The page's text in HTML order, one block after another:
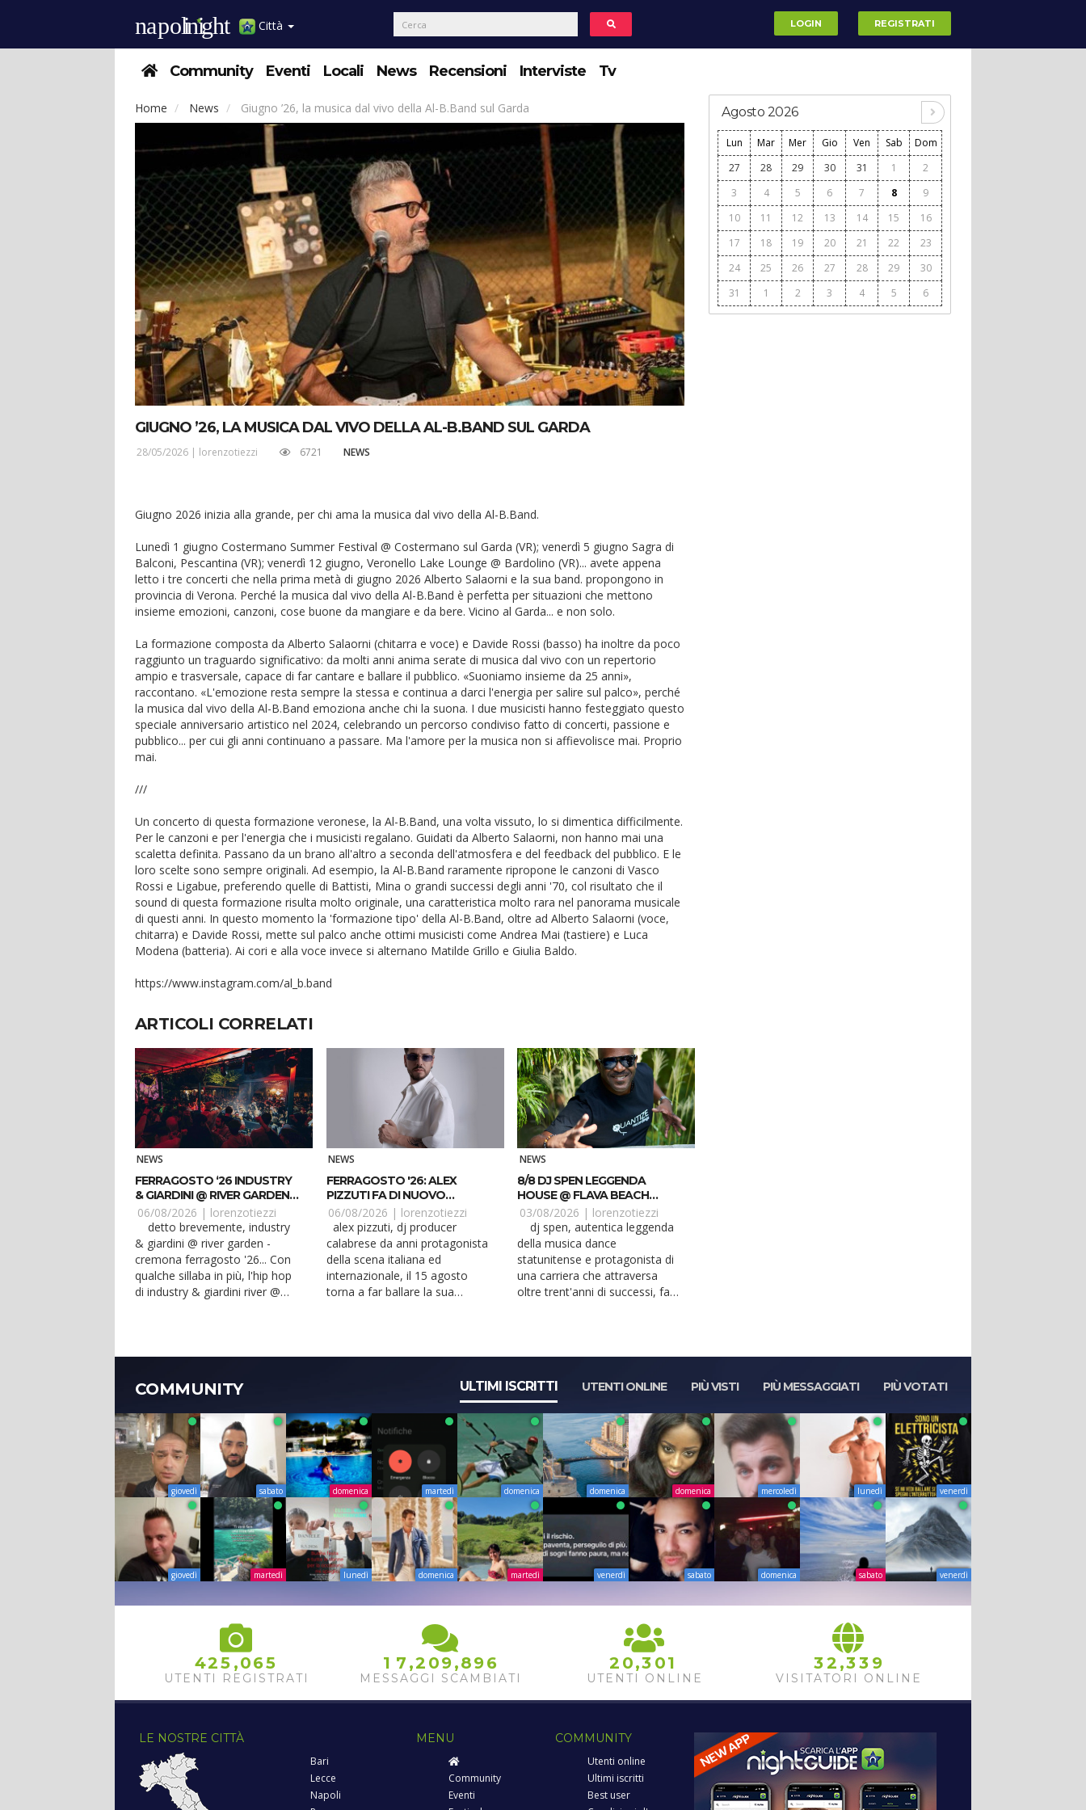
Città LOGIN REGISTRATI
Community Eventi Locali News Recensioni Interviste Tv
Home News Giugno ’26, la musica dal vivo della Al-B.Band sul Garda
GIUGNO ’26, LA MUSICA DAL VIVO DELLA AL-B.BAND SUL GARDA
28/05/2026 | lorenzotiezzi 6721 NEWS
Giugno 2026 inizia alla grande, per chi ama la musica dal vivo della Al-B.Band.
Lunedì 1 giugno Costermano Summer Festival @ Costermano sul Garda (VR); venerdì 5 giugno Sagra di
Balconi, Pescantina (VR); venerdì 12 giugno, Veronello Lake Lounge @ Bardolino (VR)... avete appena
letto i tre concerti che nella prima metà di giugno 2026 Alberto Salaorni e la sua band. propongono in
provincia di Verona. Perché la musica dal vivo della Al-B.Band è perfetta per situazioni che mettono
insieme emozioni, canzoni, cose buone da mangiare e da bere. Vicino al Garda... e non solo.
La formazione composta da Alberto Salaorni (chitarra e voce) e Davide Rossi (basso) ha inoltre da poco
raggiunto un traguardo significativo: da molti anni anima serate di musica dal vivo con un repertorio
ampio e trasversale, capace di far cantare e ballare il pubblico. «Suoniamo insieme da 25 anni»,
raccontano. «L'emozione resta sempre la stessa e continua a darci l'energia per salire sul palco», perché
la musica dal vivo della Al-B.Band emoziona anche chi la suona. I due musicisti hanno festeggiato questo
speciale anniversario artistico nel 2024, celebrando un percorso condiviso fatto di concerti, passione e
pubblico... per cui gli anni continuano a passare. Ma l'amore per la musica non si affievolisce mai. Proprio
mai.
///
Un concerto di questa formazione veronese, la Al-B.Band, una volta vissuto, lo si dimentica difficilmente.
Per le canzoni e per l'energia che i musicisti regalano. Guidati da Alberto Salaorni, non hanno mai una
scaletta definita. Passano da un brano all'altro a seconda dell'atmosfera e del feedback del pubblico. E le
loro scelte sono sempre originali. Ad esempio, la Al-B.Band raramente ripropone le canzoni di Vasco
Rossi e Ligabue, preferendo quelle di Battisti, Mina o grandi successi degli anni '70, col risultato che il
sound di questa formazione risulta molto originale, una caratteristica molto rara nel panorama musicale
di questi anni. In questo momento la 'formazione tipo' della Al-B.Band, oltre ad Alberto Salaorni (voce,
chitarra) e Davide Rossi, mette sul palco anche ottimi musicisti come Andrea Mai (tastiere) e Luca
Modena (batteria). Ai cori e alla voce invece si alternano Matilde Grillo e Giulia Baldo.
https://www.instagram.com/al_b.band
ARTICOLI CORRELATI
NEWS
FERRAGOSTO ‘26 INDUSTRY
& GIARDINI @ RIVER GARDEN
CREMONA
06/08/2026 | lorenzotiezzi
& giardini @ river garden -
cremona ferragosto '26... Con
qualche sillaba in più, l'hip hop
di industry & giardini river @
NEWS
FERRAGOSTO '26: ALEX
PIZZUTI FA DI NUOVO
BALLARE LA SUA COSENZA
06/08/2026 | lorenzotiezzi
calabrese da anni protagonista
della scena italiana ed
internazionale, il 15 agosto
torna a far ballare la sua
NEWS
8/8 DJ SPEN LEGGENDA
HOUSE @ FLAVA BEACH
CASTEL VOLTURNO CE
03/08/2026 | lorenzotiezzi
della musica dance
statunitense e protagonista di
una carriera che attraversa
oltre trent'anni di successi, fa
Agosto 2026
Lun Mar Mer Gio Ven Sab
Dom
27
28 29 30 31 1
2
3
4 5 6 7 8
9
10
11 12 13 14 15
16
17
18 19 20 21 22
23
24
25 26 27 28 29
30
31
1 2 3 4 5 6
COMMUNITY ULTIMI ISCRITTI UTENTI ONLINE PIÙ VISTI PIÙ MESSAGGIATI PIÙ VOTATI
giovedì sabato domenica martedì domenica domenica domenica mercoledì lunedì venerdì
giovedì martedì lunedì domenica martedì venerdì sabato domenica sabato venerdì
425 ,065
UTENTI REGISTRATI
1 7 ,2 09,896
MESSAGGI SCAMBIATI
2 0,3 01
UTENTI ONLINE
32 ,33 9
VISITATORI ONLINE
LE NOSTRE CITTÀ
Bari
Lecce
Napoli
MENU
Community
Eventi
COMMUNITY
Utenti online
Ultimi iscritti
Best user